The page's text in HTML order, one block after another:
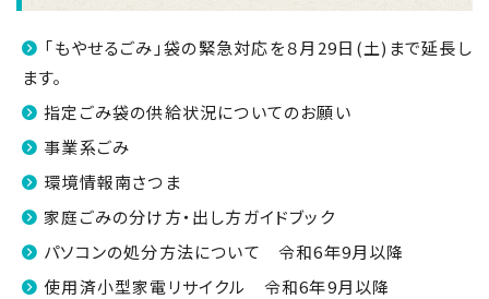
「もやせるごみ」袋の緊急対応を８月29日(土)まで延長し
ます。
指定ごみ袋の供給状況についてのお願い
事業系ごみ
環境情報南さつま
家庭ごみの分け方・出し方ガイドブック
パソコンの処分方法について 令和6年9月以降
使用済小型家電リサイクル 令和6年9月以降